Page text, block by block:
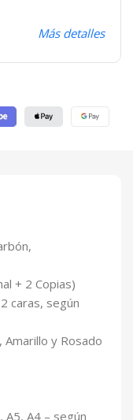
Más detalles
+ 2 Copias)
caras, según
Amarillo y Rosado
A5, A4 – según